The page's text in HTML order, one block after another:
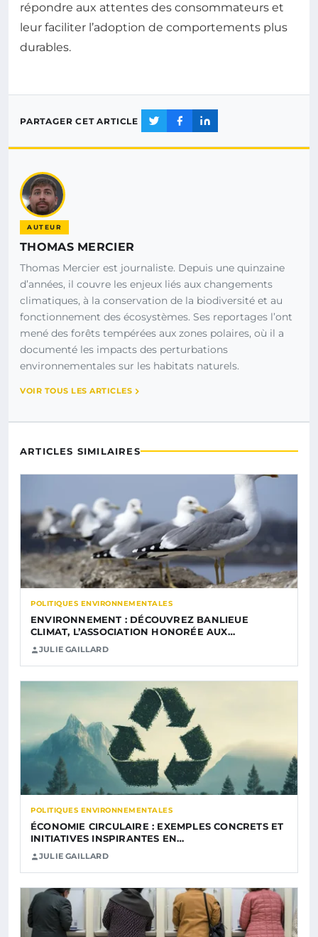
répondre aux attentes des consommateurs et
leur faciliter l’adoption de comportements plus
durables.
PARTAGER CET ARTICLE
AUTEUR
THOMAS MERCIER
Thomas Mercier est journaliste. Depuis une quinzaine
d’années, il couvre les enjeux liés aux changements
climatiques, à la conservation de la biodiversité et au
fonctionnement des écosystèmes. Ses reportages l’ont
mené des forêts tempérées aux zones polaires, où il a
documenté les impacts des perturbations
environnementales sur les habitats naturels.
VOIR TOUS LES ARTICLES
ARTICLES SIMILAIRES
POLITIQUES ENVIRONNEMENTALES
ENVIRONNEMENT : DÉCOUVREZ BANLIEUE
CLIMAT, L’ASSOCIATION HONORÉE AUX…
JULIE GAILLARD
POLITIQUES ENVIRONNEMENTALES
ÉCONOMIE CIRCULAIRE : EXEMPLES CONCRETS ET
INITIATIVES INSPIRANTES EN…
JULIE GAILLARD